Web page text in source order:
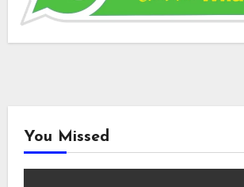
You Missed